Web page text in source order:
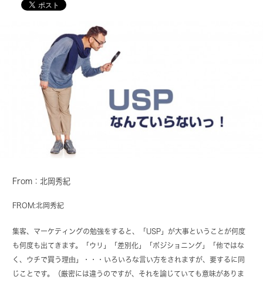
From：北岡秀紀
FROM:北岡秀紀
集客、マーケティングの勉強をすると、「USP」が大事ということが何度
も何度も出てきます。「ウリ」「差別化」「ポジショニング」「他ではな
く、ウチで買う理由」・・・いろいろな言い方をされますが、要するに同
じことです。（厳密には違うのですが、それを論じていても意味がありま